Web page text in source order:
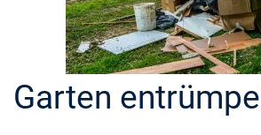
Garten